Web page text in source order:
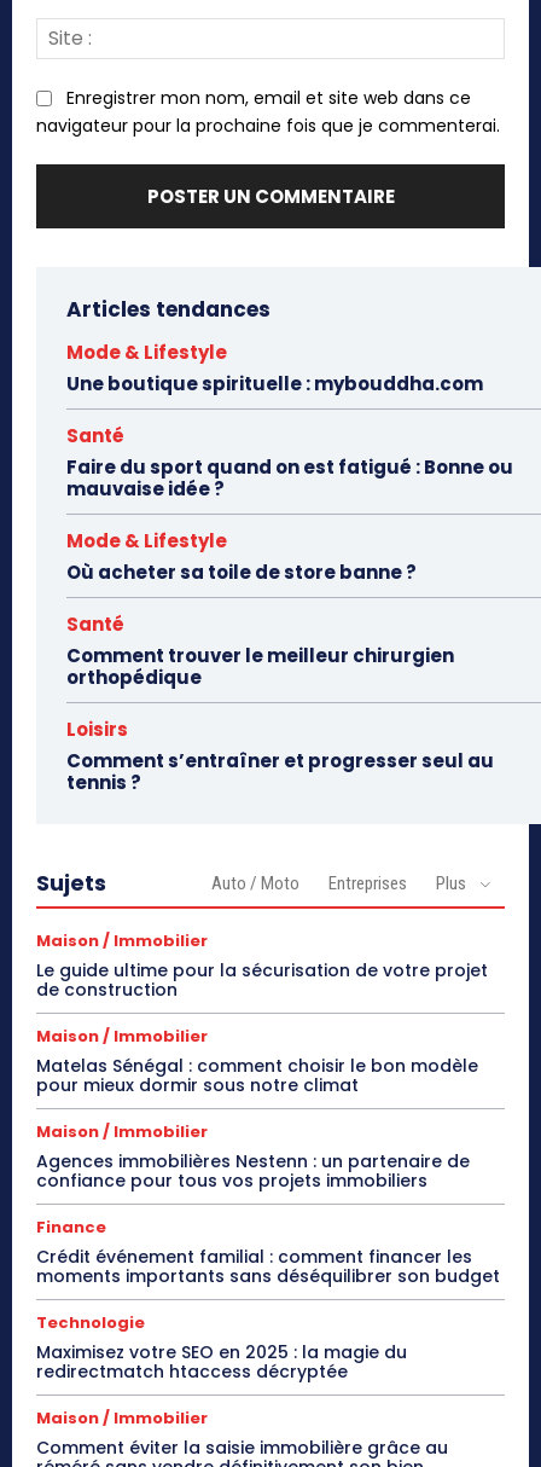
:
Enregistrer mon nom, email et site web dans ce
navigateur pour la prochaine fois que je commenterai.
Articles tendances
Mode & Lifestyle
Une boutique spirituelle : mybouddha.com
Santé
Faire du sport quand on est fatigué : Bonne ou
mauvaise idée ?
Mode & Lifestyle
Où acheter sa toile de store banne ?
Santé
Comment trouver le meilleur chirurgien
orthopédique
Loisirs
Comment s’entraîner et progresser seul au
tennis ?
Sujets Auto / Moto Entreprises Plus
Maison / Immobilier
Le guide ultime pour la sécurisation de votre projet
de construction
Maison / Immobilier
Matelas Sénégal : comment choisir le bon modèle
pour mieux dormir sous notre climat
Maison / Immobilier
Agences immobilières Nestenn : un partenaire de
confiance pour tous vos projets immobiliers
Finance
Crédit événement familial : comment financer les
moments importants sans déséquilibrer son budget
Technologie
Maximisez votre SEO en 2025 : la magie du
redirectmatch htaccess décryptée
Maison / Immobilier
Comment éviter la saisie immobilière grâce au